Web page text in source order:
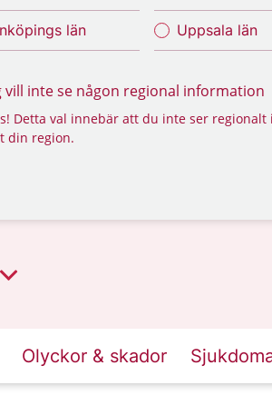
län Uppsala län
vill inte se någon regional information
Detta val innebär att du inte ser
din region.
Olyckor & skador